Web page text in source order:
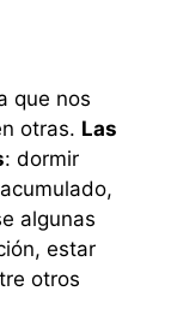
que nos
otras. Las
: dormir
algunas
estar
otros